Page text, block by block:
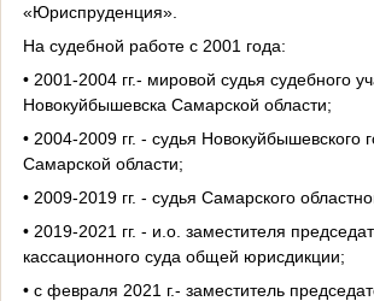
«Юриспруденция».
На судебной работе с 2001 года:
• 2001-2004 гг.- мировой судья судебного
Новокуйбышевска Самарской области;
• 2004-2009 гг. - судья Новокуйбышевского
Самарской области;
• 2009-2019 гг. - судья Самарского
• 2019-2021 гг. - и.о. заместителя
кассационного суда общей юрисдикции;
• с февраля 2021 г.- заместитель